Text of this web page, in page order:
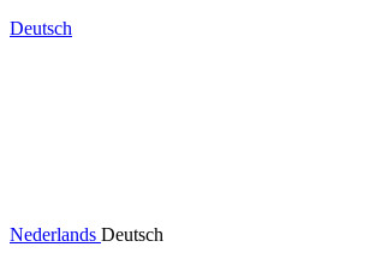
Deutsch
Nederlands Deutsch